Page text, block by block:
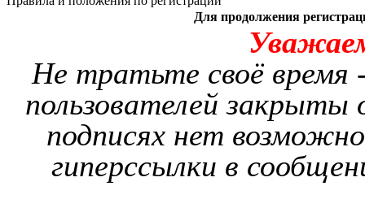
Для продолжения
Не тратьте своё время
пользователей закрыты
подписях нет
гиперссылки в